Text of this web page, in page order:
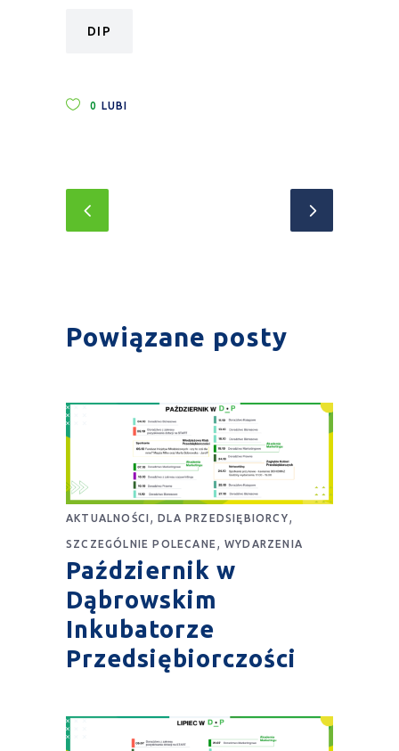
DIP
0 LUBI
Powiązane posty
AKTUALNOŚCI ,DLA PRZEDSIĘBIORCY,
SZCZEGÓLNIE POLECANE , WYDARZENIA
Październik w
Dąbrowskim
Inkubatorze
Przedsiębiorczości